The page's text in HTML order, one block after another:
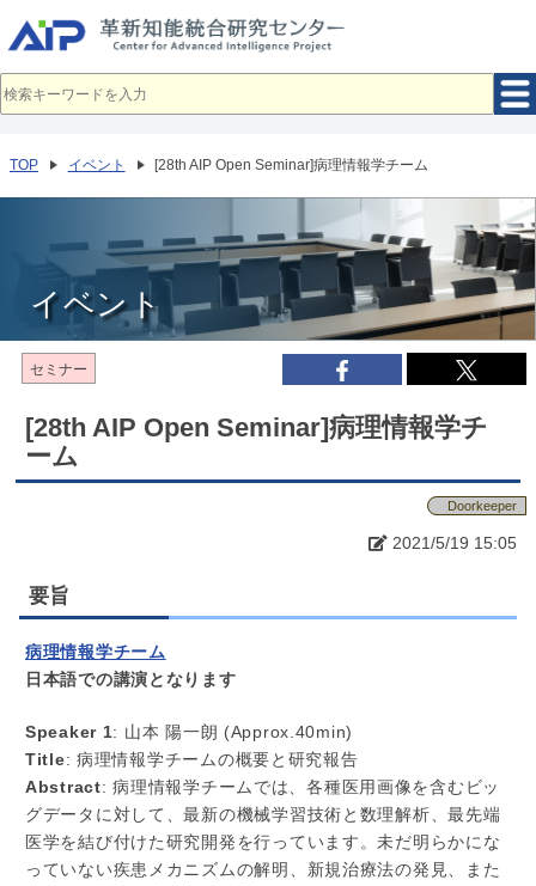
イ
ン
へ
動
TOP イベント [28th AIP Open Seminar]病理情報学チーム
イベント
セミナー
[28th AIP Open Seminar]病理情報学チ
ーム
Doorkeeper
2021/5/19 15:05
要旨
病理情報学チーム
日本語での講演となります
Speaker 1: 山本 陽一朗 (Approx.40min)
Title: 病理情報学チームの概要と研究報告
Abstract: 病理情報学チームでは、各種医用画像を含むビッ
グデータに対して、最新の機械学習技術と数理解析、最先端
医学を結び付けた研究開発を行っています。未だ明らかにな
っていない疾患メカニズムの解明、新規治療法の発見、また